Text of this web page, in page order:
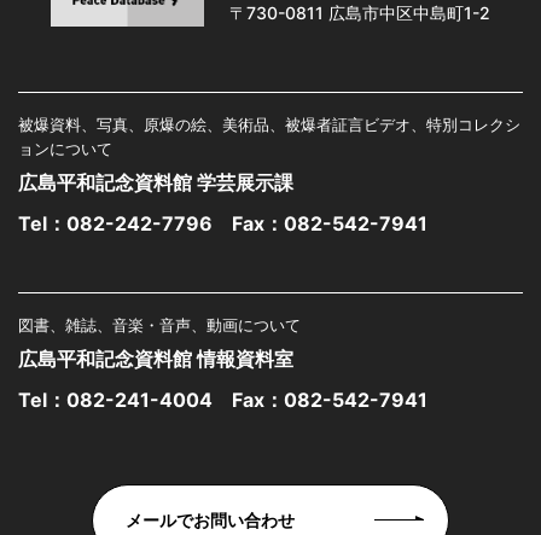
〒730-0811 広島市中区中島町1-2
被爆資料、写真、原爆の絵、美術品、被爆者証言ビデオ、特別コレクシ
ョンについて
広島平和記念資料館 学芸展示課
Tel： 082-242-7796 Fax：082-542-7941
図書、雑誌、音楽・音声、動画について
広島平和記念資料館 情報資料室
Tel： 082-241-4004 Fax：082-542-7941
メールでお問い合わせ